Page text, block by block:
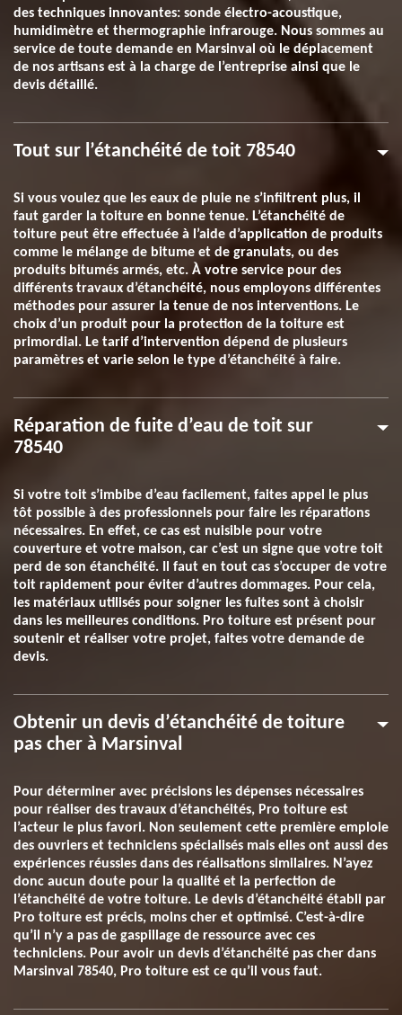
des techniques innovantes: sonde électro-acoustique,
humidimètre et thermographie infrarouge. Nous sommes au
service de toute demande en Marsinval où le déplacement
de nos artisans est à la charge de l’entreprise ainsi que le
devis détaillé.
Tout sur l’étanchéité de toit 78540
Si vous voulez que les eaux de pluie ne s’infiltrent plus, il
faut garder la toiture en bonne tenue. L’étanchéité de
toiture peut être effectuée à l’aide d’application de produits
comme le mélange de bitume et de granulats, ou des
produits bitumés armés, etc. À votre service pour des
différents travaux d’étanchéité, nous employons différentes
méthodes pour assurer la tenue de nos interventions. Le
choix d’un produit pour la protection de la toiture est
primordial. Le tarif d’intervention dépend de plusieurs
paramètres et varie selon le type d’étanchéité à faire.
Réparation de fuite d’eau de toit sur
78540
Si votre toit s’imbibe d’eau facilement, faites appel le plus
tôt possible à des professionnels pour faire les réparations
nécessaires. En effet, ce cas est nuisible pour votre
couverture et votre maison, car c’est un signe que votre toit
perd de son étanchéité. Il faut en tout cas s’occuper de votre
toit rapidement pour éviter d’autres dommages. Pour cela,
les matériaux utilisés pour soigner les fuites sont à choisir
dans les meilleures conditions. Pro toiture est présent pour
soutenir et réaliser votre projet, faites votre demande de
devis.
Obtenir un devis d’étanchéité de toiture
pas cher à Marsinval
Pour déterminer avec précisions les dépenses nécessaires
pour réaliser des travaux d’étanchéités, Pro toiture est
l’acteur le plus favori. Non seulement cette première emploie
des ouvriers et techniciens spécialisés mais elles ont aussi des
expériences réussies dans des réalisations similaires. N’ayez
donc aucun doute pour la qualité et la perfection de
l’étanchéité de votre toiture. Le devis d’étanchéité établi par
Pro toiture est précis, moins cher et optimisé. C’est-à-dire
qu’il n’y a pas de gaspillage de ressource avec ces
techniciens. Pour avoir un devis d’étanchéité pas cher dans
Marsinval 78540, Pro toiture est ce qu’il vous faut.